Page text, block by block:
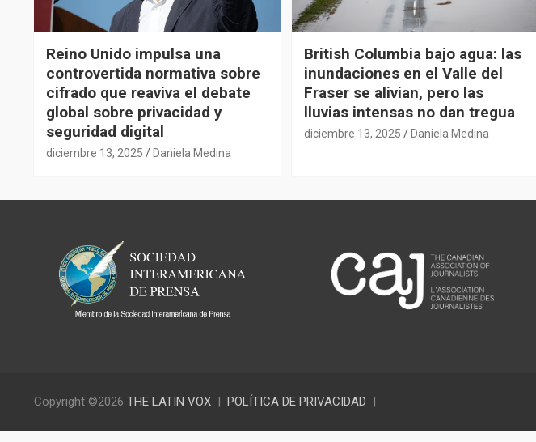
Reino Unido impulsa una
controvertida normativa sobre
cifrado que reaviva el debate
global sobre privacidad y
seguridad digital
diciembre 13, 2025 Daniela Medina
British Columbia bajo agua: las
inundaciones en el Valle del
Fraser se alivian, pero las
lluvias intensas no dan tregua
diciembre 13, 2025 Daniela Medina
Copyright ©2026 THE LATIN VOX POLÍTICA DE PRIVACIDAD